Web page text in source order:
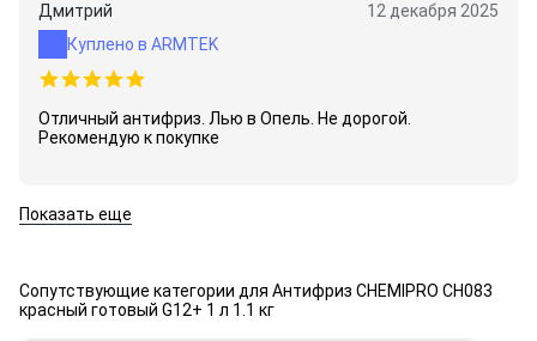
Дмитрий
12 декабря 2025
Куплено в ARMTEK
Отличный антифриз. Лью в Опель. Не дорогой.
Рекомендую к покупке
Показать еще
Сопутствующие категории для Антифриз CHEMIPRO CH083
красный готовый G12+ 1 л 1.1 кг